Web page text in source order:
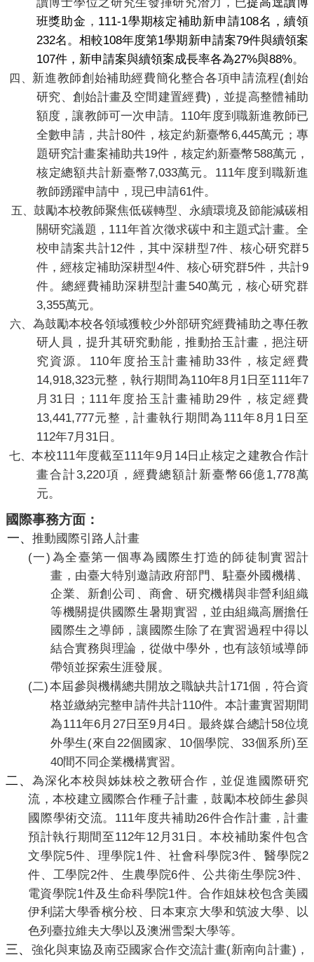
班獎助金 ， 111-1學期核定補助新申請108名，續領
232名。相較108年度第1學期新申請案79件與續領案
107件，新申請案與續領案成長率各為27%與88%。
四 新進教師創始補助經費簡化整合各項申請流程(創始
研究、創始計畫及空間建置經費) ，並提高整體補助
額度，讓教師可一次申請。 110年度到職新進教師已
全數申請，共計80件，核定約新臺幣6,445萬元；專
題研究計畫案補助共19件，核定約新臺幣588萬元，
核定總額共計新臺幣7,033萬元。 111年度到職新進
教師踴躍申請中，現已申請61件。
五 、鼓勵本校教師聚焦低碳轉型、永續環境及節能減碳相
關研究議題， 111年首次徵求碳中和主題式計畫。全
校申請案共計12件，其中深耕型7件、核心研究群5
件，經核定補助深耕型4件、核心研究群5件，共計9
件。總經費補助深耕型計畫540萬元，核心研究群
3,355萬元。
六
為鼓勵本校各領域獲較少外部研究經費補助之專任教
研人員，提升其研究動能，推動拾玉計畫，挹注研
究資源。 110年度拾玉計畫補助33件，核定經費
14,918,323元整，執行期間為110年8 月 1日至111年7
月 31日； 111年度拾玉計畫補助29件，核定經費
13,441,777元整，計畫執行期間為 111年8月 1 日至
112年7月 31日。
七 、本校111年度截至111年9月 14日止核定之建教合作計
畫合計3,220項，經費總額計新臺幣66億1,778萬
元。
國際事務方面：
一、 推動國際引路人計畫
(一) 為全臺第一個專為國際生打造的師徒制實習計
畫，由臺大特別邀請政府部門、駐臺外國機構、
企業、新創公司、商會、研究機構與非營利組織
等機關提供國際生暑期實習，並由組織高層擔任
國際生之導師，讓國際生除了在實習過程中得以
結合實務與理論，從做中學外，也有該領域導師
帶領並探索生涯發展。
(二)本屆參與機構總共開放之職缺共計171個，符合資
格並繳納完整申請件共計110件。本計畫實習期間
為111年6月 27日至9 月4 日。最終媒合總計58位境
外學生 (來自22個國家、 10個學院、33個系所)至
40間不同企業機構實習。
二、 為深化本校與姊妹校之教研合作，並促進國際研究
流，本校建立國際合作種子計畫，鼓勵本校師生參與
國際學術交流。 111年度共補助26件合作計畫，計畫
預計執行期間至112年12 月31 日。本校補助案件包含
文學院5件、理學院1件、社會科學院3件、醫學院2
件、工學院2件、生農學院6件、公共衛生學院3件、
電資學院1件及生命科學院1件。合作姐妹校包含美國
伊利諾大學香檳分校、日本東京大學和筑波大學、以
色列臺拉維夫大學以及澳洲雪梨大學等。
三、 強化與東協及南亞國家合作交流計畫(新南向計畫) ，